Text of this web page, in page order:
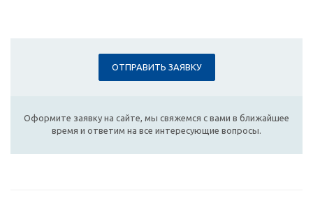
ОТПРАВИТЬ ЗАЯВКУ
Оформите заявку на сайте, мы свяжемся с вами в ближайшее
время и ответим на все интересующие вопросы.